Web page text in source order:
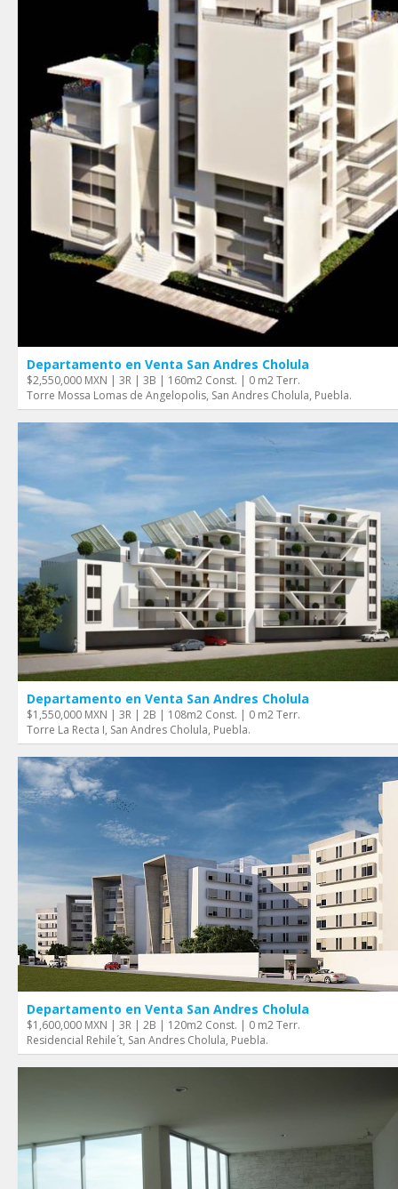
Departamento en Venta San Andres Cholula
$2,550,000 MXN | 3R | 3B | 160m2 Const. | 0 m2 Terr.
Torre Mossa Lomas de Angelopolis, San Andres Cholula, Puebla.
Departamento en Venta San Andres Cholula
$1,550,000 MXN | 3R | 2B | 108m2 Const. | 0 m2 Terr.
Torre La Recta I, San Andres Cholula, Puebla.
Departamento en Venta San Andres Cholula
$1,600,000 MXN | 3R | 2B | 120m2 Const. | 0 m2 Terr.
Residencial Rehile´t, San Andres Cholula, Puebla.